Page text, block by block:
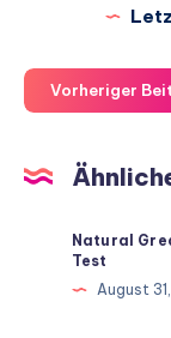
Vorheriger
Natural
Test
August